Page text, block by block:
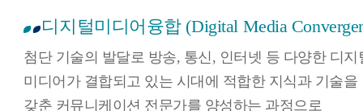
디지털미디어융합 (Digital Media
첨단 기술의 발달로 방송, 통신, 인터넷 등 다양한 디지
미디어가 결합되고 있는 시대에 적합한 지식과 기술을
갖춘 커뮤니케이션 전문가를 양성하는 과정으로